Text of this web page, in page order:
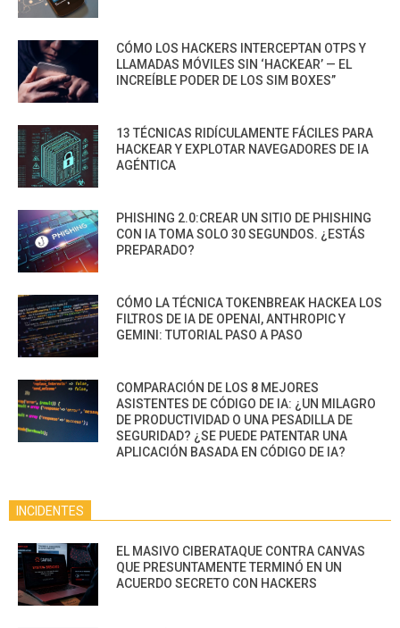
CÓMO LOS HACKERS INTERCEPTAN OTPS Y
LLAMADAS MÓVILES SIN ‘HACKEAR’ — EL
INCREÍBLE PODER DE LOS SIM BOXES”
13 TÉCNICAS RIDÍCULAMENTE FÁCILES PARA
HACKEAR Y EXPLOTAR NAVEGADORES DE IA
AGÉNTICA
PHISHING 2.0:CREAR UN SITIO DE PHISHING
CON IA TOMA SOLO 30 SEGUNDOS. ¿ESTÁS
PREPARADO?
CÓMO LA TÉCNICA TOKENBREAK HACKEA LOS
FILTROS DE IA DE OPENAI, ANTHROPIC Y
GEMINI: TUTORIAL PASO A PASO
COMPARACIÓN DE LOS 8 MEJORES
ASISTENTES DE CÓDIGO DE IA: ¿UN MILAGRO
DE PRODUCTIVIDAD O UNA PESADILLA DE
SEGURIDAD? ¿SE PUEDE PATENTAR UNA
APLICACIÓN BASADA EN CÓDIGO DE IA?
INCIDENTES
EL MASIVO CIBERATAQUE CONTRA CANVAS
QUE PRESUNTAMENTE TERMINÓ EN UN
ACUERDO SECRETO CON HACKERS